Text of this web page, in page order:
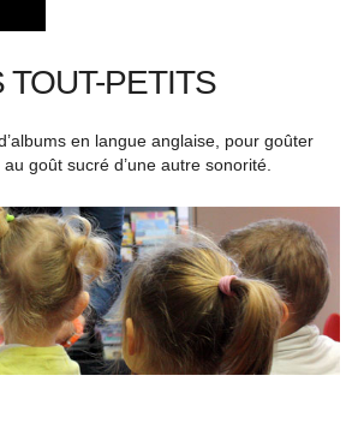
TOUT-PETITS
en langue anglaise, pour goûter
goût sucré d’une autre sonorité.